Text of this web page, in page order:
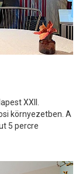
XXII.
környezetben. A
5 percre